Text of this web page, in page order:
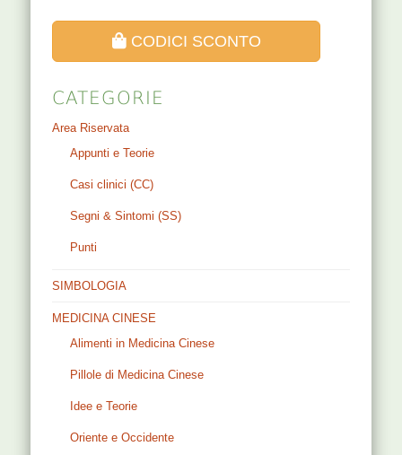
CODICI SCONTO
CATEGORIE
Area Riservata
Appunti e Teorie
Casi clinici (CC)
Segni & Sintomi (SS)
Punti
SIMBOLOGIA
MEDICINA CINESE
Alimenti in Medicina Cinese
Pillole di Medicina Cinese
Idee e Teorie
Oriente e Occidente